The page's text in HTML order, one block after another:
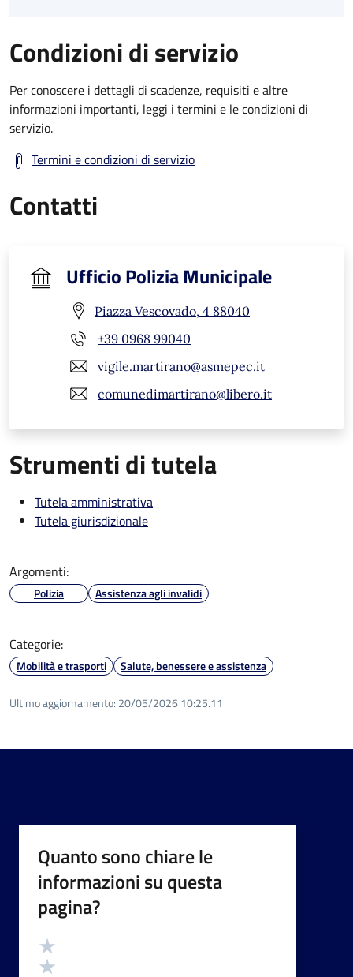
Condizioni di servizio
Per conoscere i dettagli di scadenze, requisiti e altre
informazioni importanti, leggi i termini e le condizioni di
servizio.
Termini e condizioni di servizio
Contatti
Ufficio Polizia Municipale
Piazza Vescovado, 4 88040
+39 0968 99040
vigile.martirano@asmepec.it
comunedimartirano@libero.it
Strumenti di tutela
Tutela amministrativa
Tutela giurisdizionale
Argomenti:
Polizia Assistenza agli invalidi
Categorie:
Mobilità e trasporti Salute, benessere e assistenza
Ultimo aggiornamento: 20/05/2026 10:25.11
Quanto sono chiare le
informazioni su questa
pagina?
Valutazione